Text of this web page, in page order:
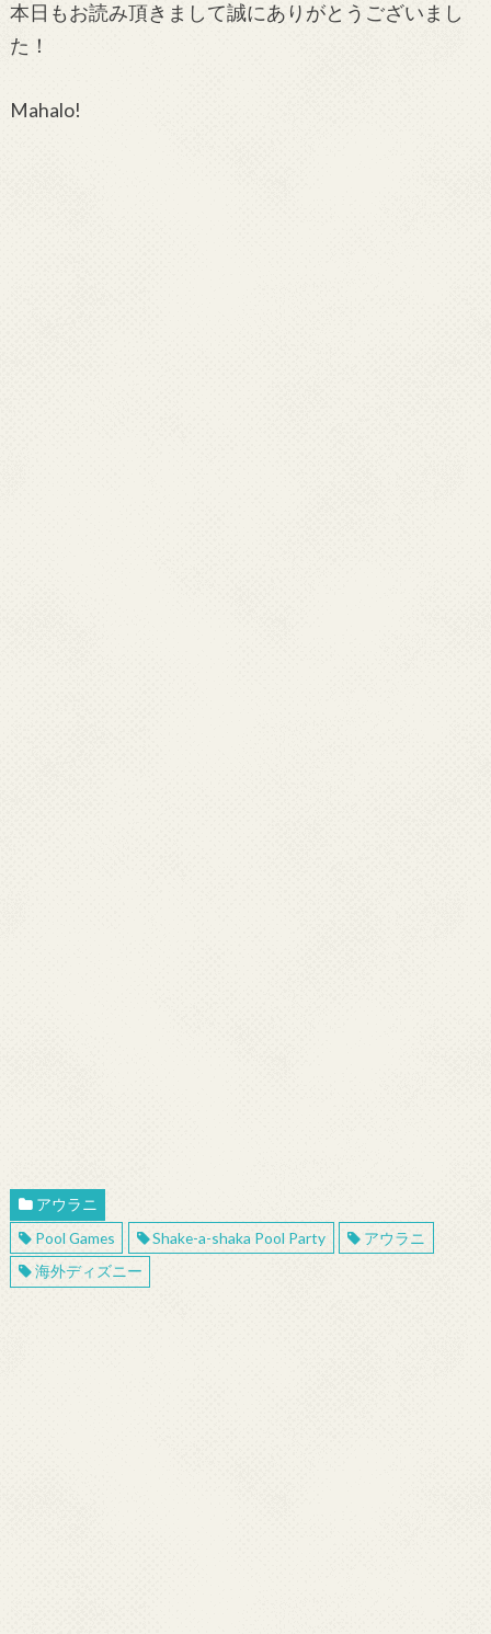
本日もお読み頂きまして誠にありがとうございまし
た！
Mahalo!
アウラニ
Pool Games
Shake-a-shaka Pool Party
アウラニ
海外ディズニー